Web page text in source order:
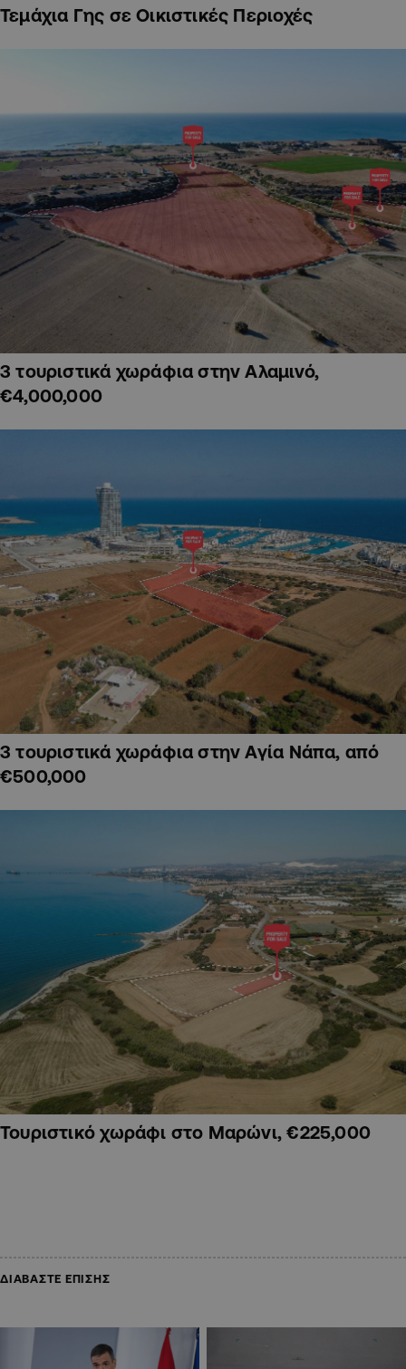
Τεμάχια Γης σε Οικιστικές Περιοχές
3 τουριστικά χωράφια στην Αλαμινό,
€4,000,000
3 τουριστικά χωράφια στην Αγία Νάπα, από
€500,000
Τουριστικό χωράφι στο Μαρώνι, €225,000
ΔΙΑΒΑΣΤΕ ΕΠΙΣΗΣ